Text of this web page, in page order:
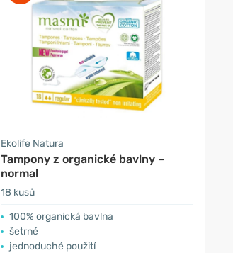
Ekolife Natura
Tampony z organické bavlny –
normal
18 kusů
100% organická bavlna
šetrné
jednoduché použití